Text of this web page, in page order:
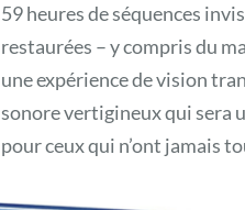
59 heures de séquences
restaurées – y compris du
une expérience de vision
sonore vertigineux qui sera
pour ceux qui n’ont jamais